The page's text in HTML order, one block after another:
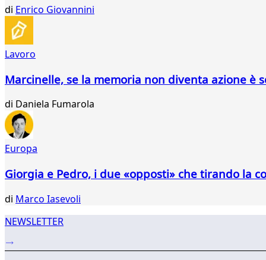
di Enrico Giovannini
Lavoro
Marcinelle, se la memoria non diventa azione è
di Daniela Fumarola
Europa
Giorgia e Pedro, i due «opposti» che tirando la
di Marco Iasevoli
NEWSLETTER